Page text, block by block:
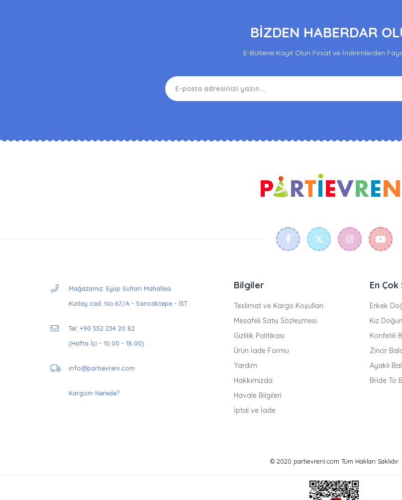
BİZDEN HABERDAR
E-Bültene Kayıt Olun Fırsat ve İndirimlerden
Mağazamız: Eyüp Sultan Mahallesi
Kızılay cad. No:67/A - Sancaktepe - İST
Tel: +90 552 234 20 82
(Hafta İçi - 10.00 - 18.00)
info@partievreni.com
Kargom Nerede?
Bilgiler
Teslimat ve Kargo Koşulları
Mesafeli Satış Sözleşmesi
Gizlilik Politikası
Ürün İade Formu
Yardım
Hakkımızda
Havale Bilgileri
İptal ve İade
En
Erkek
Kız
Konfetili
Zincir
Ayaklı
Bride To
© 2020 partievreni.com Tüm Hakları Saklıdır